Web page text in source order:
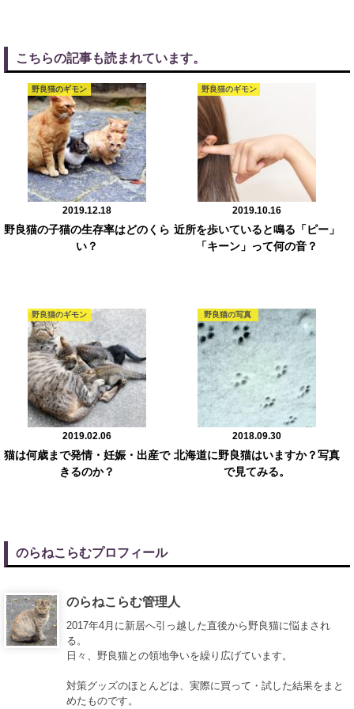
こちらの記事も読まれています。
野良猫のギモン
2019.12.18
野良猫の子猫の生存率はどのくら
い？
野良猫のギモン
2019.10.16
近所を歩いていると鳴る「ピー」
「キーン」って何の音？
野良猫のギモン
2019.02.06
猫は何歳まで発情・妊娠・出産で
きるのか？
野良猫の写真
2018.09.30
北海道に野良猫はいますか？写真
で見てみる。
のらねこらむプロフィール
のらねこらむ管理人
2017年4月に新居へ引っ越した直後から野良猫に悩まされ
る。
日々、野良猫との領地争いを繰り広げています。
対策グッズのほとんどは、実際に買って・試した結果をまと
めたものです。